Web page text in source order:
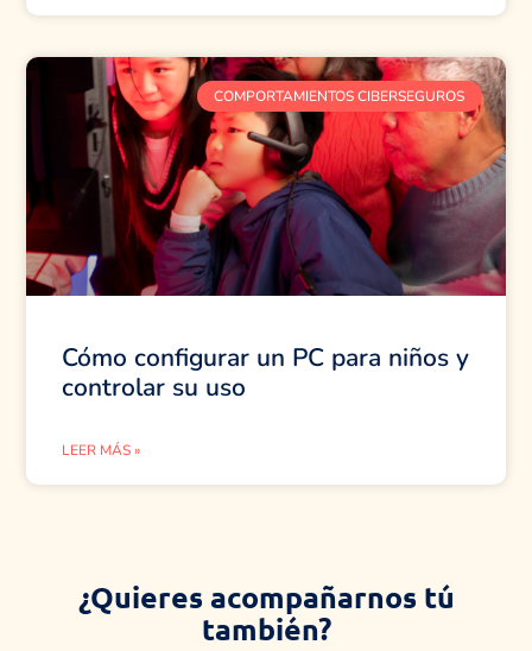
COMPORTAMIENTOS CIBERSEGUROS
Cómo configurar un PC para niños y
controlar su uso
LEER MÁS »
¿Quieres acompañarnos tú
también?